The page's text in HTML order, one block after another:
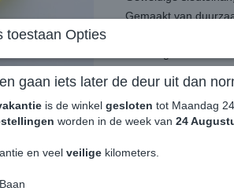
Gemaakt van
toestaan Opties
gaan iets later de deur uit dan
is de winkel gesloten tot Maandag
worden in de week van 24
en veel veilige kilometers.